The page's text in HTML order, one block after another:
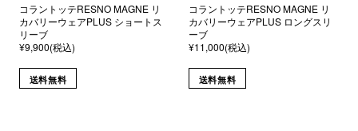
コラントッテRESNO MAGNE リ
カバリーウェアPLUS ショートス
リーブ
¥9,900(税込)
送料無料
コラントッテRESNO MAGNE リ
カバリーウェアPLUS ロングスリ
ーブ
¥11,000(税込)
送料無料